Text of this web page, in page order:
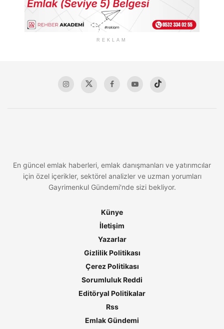
REKLAM
En güncel emlak haberleri, emlak danışmanları ve yatırımcılar
için özel içerikler, sektörel analizler ve uzman yorumları
Gayrimenkul Gündemi'nde sizi bekliyor.
Künye
İletişim
Yazarlar
Gizlilik Politikası
Çerez Politikası
Sorumluluk Reddi
Editöryal Politikalar
Rss
Emlak Gündemi